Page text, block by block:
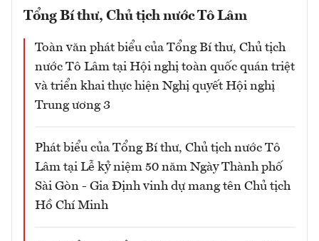
Tổng Bí thư, Chủ tịch nước Tô Lâm
Toàn văn phát biểu của Tổng Bí thư, Chủ tịch
nước Tô Lâm tại Hội nghị toàn quốc quán triệt
và triển khai thực hiện Nghị quyết Hội nghị
Trung ương 3
Phát biểu của Tổng Bí thư, Chủ tịch nước Tô
Lâm tại Lễ kỷ niệm 50 năm Ngày Thành phố
Sài Gòn - Gia Định vinh dự mang tên Chủ tịch
Hồ Chí Minh